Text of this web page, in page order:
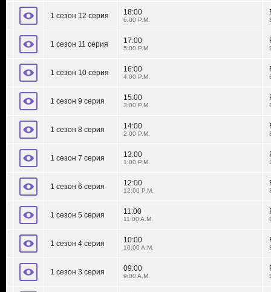
1 сезон 12 серия 18:00
6:00 P.M.
1 сезон 11 серия 17:00
5:00 P.M.
1 сезон 10 серия 16:00
4:00 P.M.
1 сезон 9 серия 15:00
3:00 P.M.
1 сезон 8 серия 14:00
2:00 P.M.
1 сезон 7 серия 13:00
1:00 P.M.
1 сезон 6 серия 12:00
12:00 P.M.
1 сезон 5 серия 11:00
11:00 A.M.
1 сезон 4 серия 10:00
10:00 A.M.
1 сезон 3 серия 09:00
9:00 A.M.